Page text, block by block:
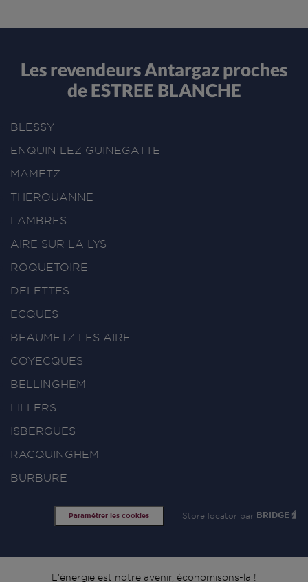
Les revendeurs Antargaz proches
de ESTREE BLANCHE
BLESSY
ENQUIN LEZ GUINEGATTE
MAMETZ
THEROUANNE
LAMBRES
AIRE SUR LA LYS
ROQUETOIRE
DELETTES
ECQUES
BEAUMETZ LES AIRE
COYECQUES
BELLINGHEM
LILLERS
ISBERGUES
RACQUINGHEM
BURBURE
Paramétrer les cookies Store locator par BRIDGE
L'énergie est notre avenir, économisons-la !